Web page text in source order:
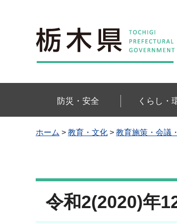
栃木県
防災・安全 くらし・
ホーム > 教育・文化 > 教育施策・会議
令和2(2020)年